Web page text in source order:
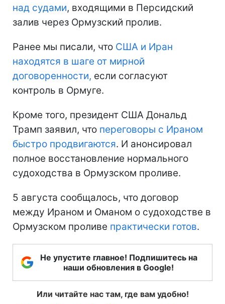
над судами, входящими в Персидский
залив через Ормузский пролив.
Ранее мы писали, что США и Иран
находятся в шаге от мирной
договоренности, если согласуют
контроль в Ормуге.
Кроме того, президент США Дональд
Трамп заявил, что переговоры с Ираном
быстро продвигаются. И анонсировал
полное восстановление нормального
судоходства в Ормузском проливе.
5 августа сообщалось, что договор
между Ираном и Оманом о судоходстве в
Ормузском проливе практически готов.
Не упустите главное! Подпишитесь на
наши обновления в Google!
Или читайте нас там, где вам удобно!